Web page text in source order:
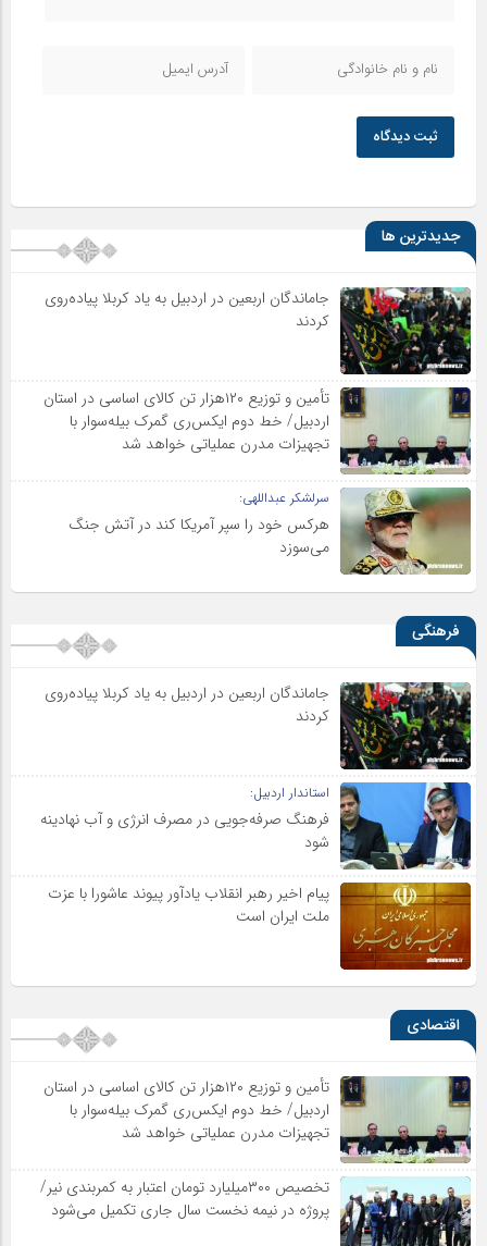
ثبت دیدگاه
جدیدترین ها
جاماندگان اربعین در اردبیل به یاد کربلا پیاده‌روی
کردند
تأمین و توزیع ۱۲۰هزار تن کالای اساسی در استان
اردبیل/ خط دوم ایکس‌ری گمرک بیله‌سوار با
تجهیزات مدرن عملیاتی خواهد شد
سرلشکر عبداللهی:
هرکس خود را سپر آمریکا کند در آتش جنگ
می‌سوزد
فرهنگی
جاماندگان اربعین در اردبیل به یاد کربلا پیاده‌روی
کردند
استاندار اردبیل:
فرهنگ صرفه‌جویی در مصرف انرژی و آب نهادینه
شود
پیام اخیر رهبر انقلاب یادآور پیوند عاشورا با عزت
ملت ایران است
اقتصادی
تأمین و توزیع ۱۲۰هزار تن کالای اساسی در استان
اردبیل/ خط دوم ایکس‌ری گمرک بیله‌سوار با
تجهیزات مدرن عملیاتی خواهد شد
تخصیص ۳۰۰میلیارد تومان اعتبار به کمربندی نیر/
پروژه در نیمه نخست سال جاری تکمیل می‌شود